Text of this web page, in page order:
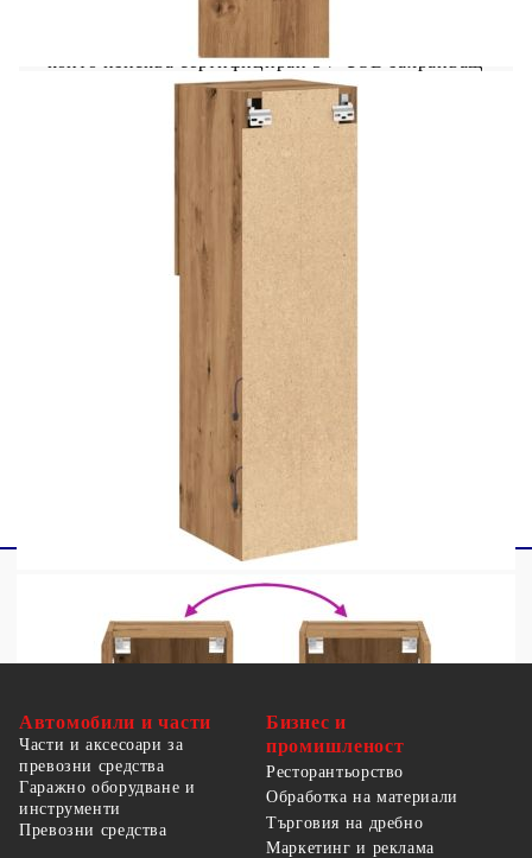
Моля, прочетете и следвайте всяка стъпка от
инструкциите.Продуктът има USB конектор,
който изисква сертифициран 5V USB захранващ
източник (не е включен).
Цвят: Дъб артизан
Материал: Инженерно дърво, стъкло
Размери: 30,5 x 30 x 102 см (Д x Ш x В)
Необходим е монтаж
Не използвайте този артикул, ако някой от
компонентите е счупен, скъсан или липсва.
високото напрежение може да доведе до
прегряване на устройството и да доведе до
повреда на устройството и потенциален риск от
прегряване и пожар.
Автомобили и части
Части и аксесоари за
превозни средства
Гаражно оборудване и
инструменти
Превозни средства
Бизнес и
промишленост
Ресторантьорство
Обработка на материали
Търговия на дребно
Маркетинг и реклама